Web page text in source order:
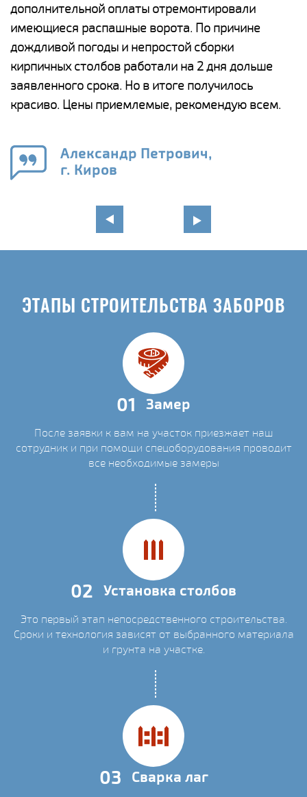
дополнительной оплаты отремонтировали
имеющиеся распашные ворота. По причине
дождливой погоды и непростой сборки
кирпичных столбов работали на 2 дня дольше
заявленного срока. Но в итоге получилось
красиво. Цены приемлемые, рекомендую всем.
Александр Петрович,
г. Киров
ЭТАПЫ СТРОИТЕЛЬСТВА ЗАБОРОВ
01 Замер
После заявки к вам на участок приезжает наш
сотрудник и при помощи спецоборудования проводит
все необходимые замеры
02 Установка столбов
Это первый этап непосредственного строительства.
Сроки и технология зависят от выбранного материала
и грунта на участке.
03 Сварка лаг